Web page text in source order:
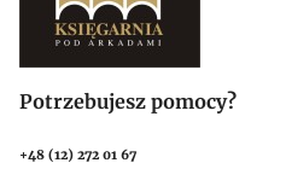
Potrzebujesz pomocy?
+48 (12) 272 01 67